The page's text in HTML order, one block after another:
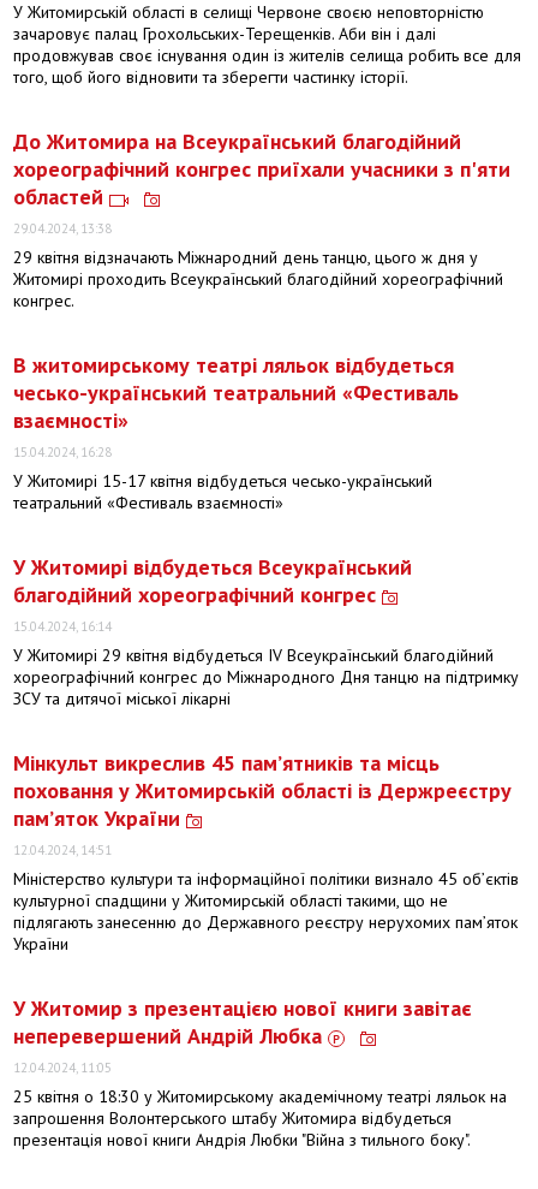
У Житомирській області в селищі Червоне своєю неповторністю
зачаровує палац Грохольських-Терещенків. Аби він і далі
продовжував своє існування один із жителів селища робить все для
того, щоб його відновити та зберегти частинку історії.
До Житомира на Всеукраїнський благодійний
хореографічний конгрес приїхали учасники з п'яти
областей
29.04.2024, 13:38
29 квітня відзначають Міжнародний день танцю, цього ж дня у
Житомирі проходить Всеукраїнський благодійний хореографічний
конгрес.
В житомирському театрі ляльок відбудеться
чесько-український театральний «Фестиваль
взаємності»
15.04.2024, 16:28
У Житомирі 15-17 квітня відбудеться чесько-український
театральний «Фестиваль взаємності»
У Житомирі відбудеться Всеукраїнський
благодійний хореографічний конгрес
15.04.2024, 16:14
У Житомирі 29 квітня відбудеться ІV Всеукраїнський благодійний
хореографічний конгрес до Міжнародного Дня танцю на підтримку
ЗСУ та дитячої міської лікарні
Мінкульт викреслив 45 пам’ятників та місць
поховання у Житомирській області із Держреєстру
пам’яток України
12.04.2024, 14:51
Міністерство культури та інформаційної політики визнало 45 об’єктів
культурної спадщини у Житомирській області такими, що не
підлягають занесенню до Державного реєстру нерухомих пам’яток
України
У Житомир з презентацією нової книги завітає
неперевершений Андрій Любка
12.04.2024, 11:05
25 квітня о 18:30 у Житомирському академічному театрі ляльок на
запрошення Волонтерського штабу Житомира відбудеться
презентація нової книги Андрія Любки "Війна з тильного боку".